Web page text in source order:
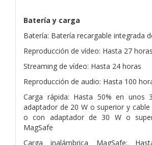
Batería y carga
Batería: Batería recargable integrada
Reproducción de vídeo: Hasta 27 horas
Streaming de vídeo: Hasta 24 horas
Reproducción de audio: Hasta 100
Carga rápida: Hasta 50% en unos
adaptador de 20 W o superior y cable
o con adaptador de 30 W o
MagSafe
Carga inalámbrica MagSafe: